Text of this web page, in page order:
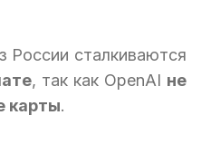
России сталкиваются
, так как OpenAI не
карты.